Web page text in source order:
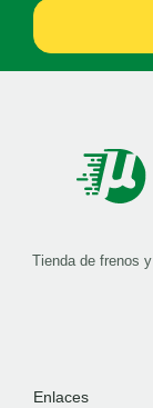
Tienda de frenos
Enlaces